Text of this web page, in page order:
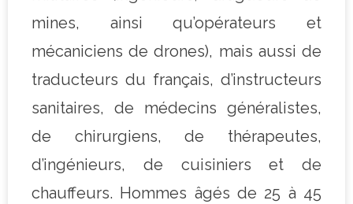
mines, ainsi qu’opérateurs et
mécaniciens de drones), mais aussi de
traducteurs du français, d’instructeurs
sanitaires, de médecins généralistes,
de chirurgiens, de thérapeutes,
d’ingénieurs, de cuisiniers et de
chauffeurs. Hommes âgés de 25 à 45